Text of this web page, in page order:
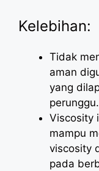
Kelebihan:
Tidak
aman
yang
perunggu.
Viscosity
mampu
viscosity
pada